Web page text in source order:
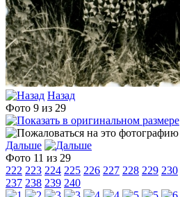
Назад
Фото 9 из 29
Дальше
Фото 11 из 29
222 223 224 225 226 227 228 229 230
237 238 239 240